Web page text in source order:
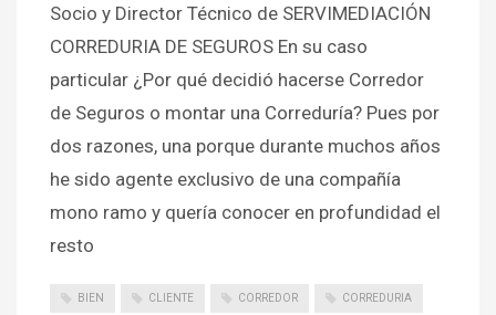
Socio y Director Técnico de SERVIMEDIACIÓN
CORREDURIA DE SEGUROS En su caso
particular ¿Por qué decidió hacerse Corredor
de Seguros o montar una Correduría? Pues por
dos razones, una porque durante muchos años
he sido agente exclusivo de una compañía
mono ramo y quería conocer en profundidad el
resto
BIEN CLIENTE CORREDOR CORREDURIA